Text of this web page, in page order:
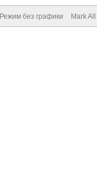
Режим без графики Mark